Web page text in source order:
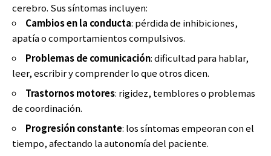
cerebro. Sus síntomas incluyen:
Cambios en la conducta: pérdida de inhibiciones,
apatía o comportamientos compulsivos.
Problemas de comunicación: dificultad para hablar,
leer, escribir y comprender lo que otros dicen.
Trastornos motores: rigidez, temblores o problemas
de coordinación.
Progresión constante: los síntomas empeoran con el
tiempo, afectando la autonomía del paciente.